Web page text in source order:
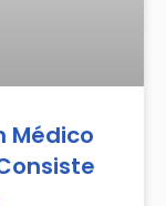
Médico